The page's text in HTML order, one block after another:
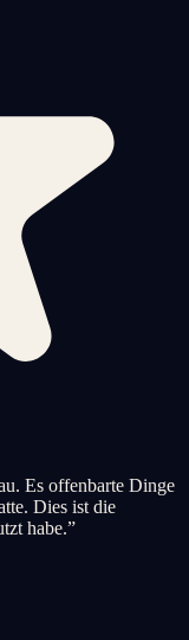
Es offenbarte Dinge
Dies ist die
habe.”